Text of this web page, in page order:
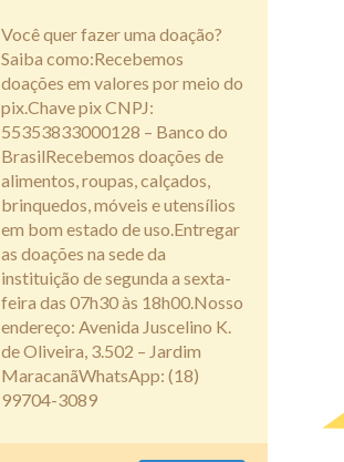
Você quer fazer uma doação?
Saiba como:Recebemos
doações em valores por meio do
pix.Chave pix CNPJ:
55353833000128 – Banco do
BrasilRecebemos doações de
alimentos, roupas, calçados,
brinquedos, móveis e utensílios
em bom estado de uso.Entregar
as doações na sede da
instituição de segunda a sexta-
feira das 07h30 às 18h00.Nosso
endereço: Avenida Juscelino K.
de Oliveira, 3.502 – Jardim
MaracanãWhatsApp: (18)
99704-3089